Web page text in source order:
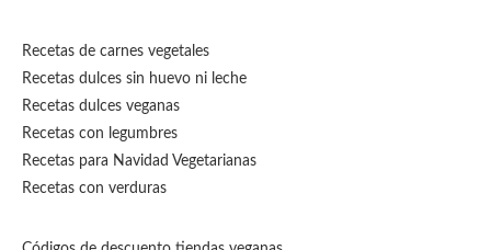
Recetas de carnes vegetales
Recetas dulces sin huevo ni leche
Recetas dulces veganas
Recetas con legumbres
Recetas para Navidad Vegetarianas
Recetas con verduras